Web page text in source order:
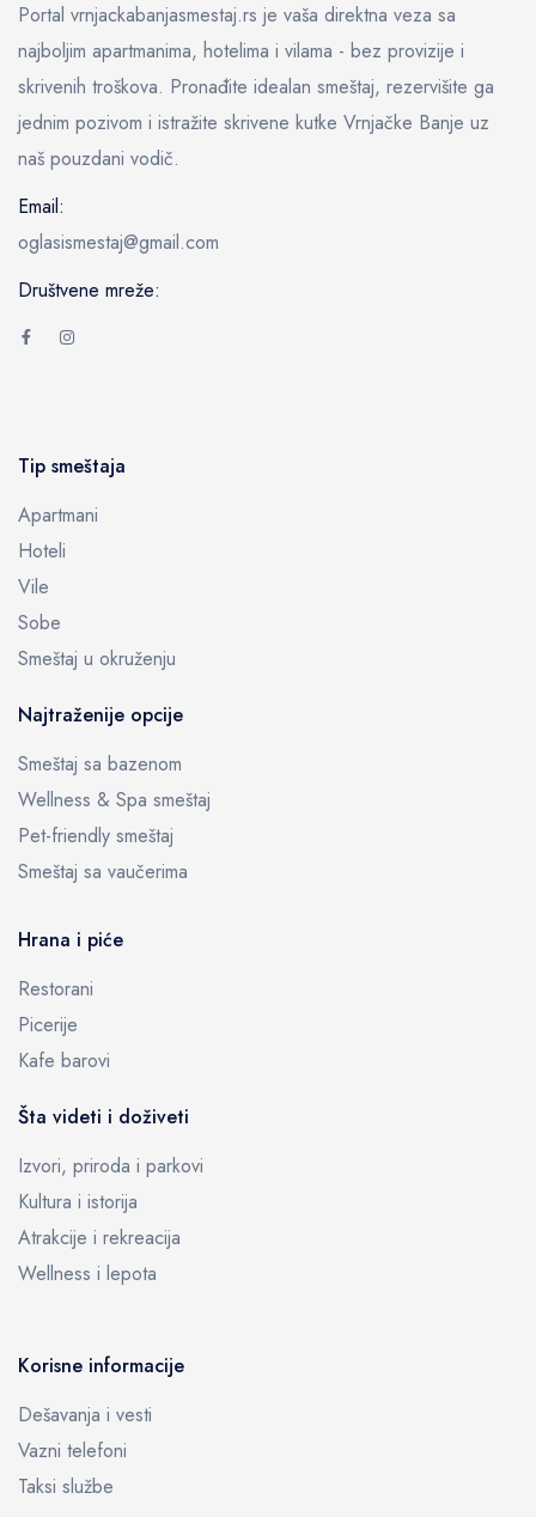
Portal vrnjackabanjasmestaj.rs je vaša direktna veza sa
najboljim apartmanima, hotelima i vilama - bez provizije i
skrivenih troškova. Pronađite idealan smeštaj, rezervišite ga
jednim pozivom i istražite skrivene kutke Vrnjačke Banje uz
naš pouzdani vodič.
Email:
oglasismestaj@gmail.com
Društvene mreže:
Tip smeštaja
Apartmani
Hoteli
Vile
Sobe
Smeštaj u okruženju
Najtraženije opcije
Smeštaj sa bazenom
Wellness & Spa smeštaj
Pet-friendly smeštaj
Smeštaj sa vaučerima
Hrana i piće
Restorani
Picerije
Kafe barovi
Šta videti i doživeti
Izvori, priroda i parkovi
Kultura i istorija
Atrakcije i rekreacija
Wellness i lepota
Korisne informacije
Dešavanja i vesti
Vazni telefoni
Taksi službe